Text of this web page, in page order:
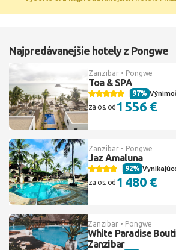
Najpredávanejšie hotely z Pongwe
Zanzibar • Pongwe
Toa & SPA
97%
za os. od 1 556 €
Zanzibar • Pongwe
Jaz Amaluna
92%
za os. od 1 480 €
Zanzibar • Pongwe
White Paradise
Zanzibar